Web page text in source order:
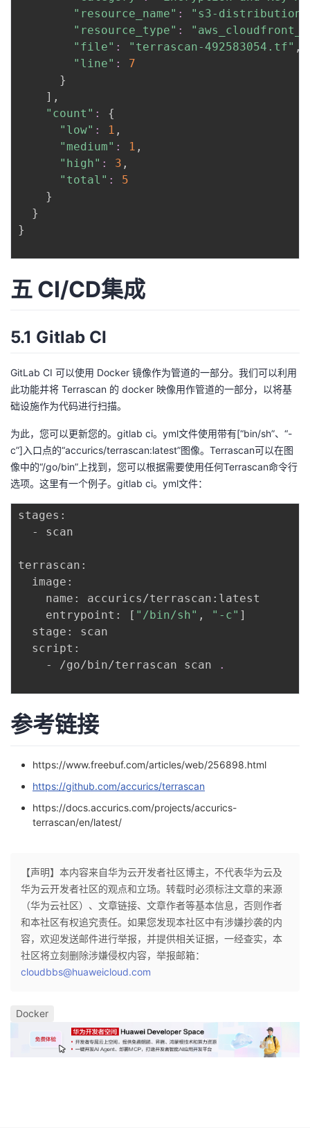
"resource_name" :
"s3-distribution-
"resource_type" :
"file" : "terrascan-492583054.tf" ,
"line" :
7
}
] ,
"count" :
{
"low" : 1 ,
"medium" : 1 ,
"high" : 3 ,
"total" :
5
}
}
}
五 CI/CD集成
5.1 Gitlab CI
GitLab CI 可以使用 Docker 镜像作为管道的一部分。我们可以利用
此功能并将 Terrascan 的 docker 映像用作管道的一部分，以将基
础设施作为代码进行扫描。
为此，您可以更新您的。gitlab ci。yml文件使用带有[“bin/sh”、“-
c”]入口点的“accurics/terrascan:latest”图像。Terrascan可以在图
像中的“/go/bin”上找到，您可以根据需要使用任何Terrascan命令行
选项。这里有一个例子。gitlab ci。yml文件：
stages:
  - scan
terrascan:
  image:
    name: accurics/terrascan:latest
    entrypoint:
[ "/bin/sh" , "-c" ]
  stage: scan
  script:
    - /go/bin/terrascan scan
.
参考链接
https://www.freebuf.com/articles/web/256898.html
https://github.com/accurics/terrascan
https://docs.accurics.com/projects/accurics-
terrascan/en/latest/
【声明】本内容来自华为云开发者社区博主，不代表华为云及
华为云开发者社区的观点和立场。转载时必须标注文章的来源
（华为云社区）、文章链接、文章作者等基本信息，否则作者
和本社区有权追究责任。如果您发现本社区中有涉嫌抄袭的内
容，欢迎发送邮件进行举报，并提供相关证据，一经查实，本
社区将立刻删除涉嫌侵权内容，举报邮箱：
cloudbbs@huaweicloud.com
Docker